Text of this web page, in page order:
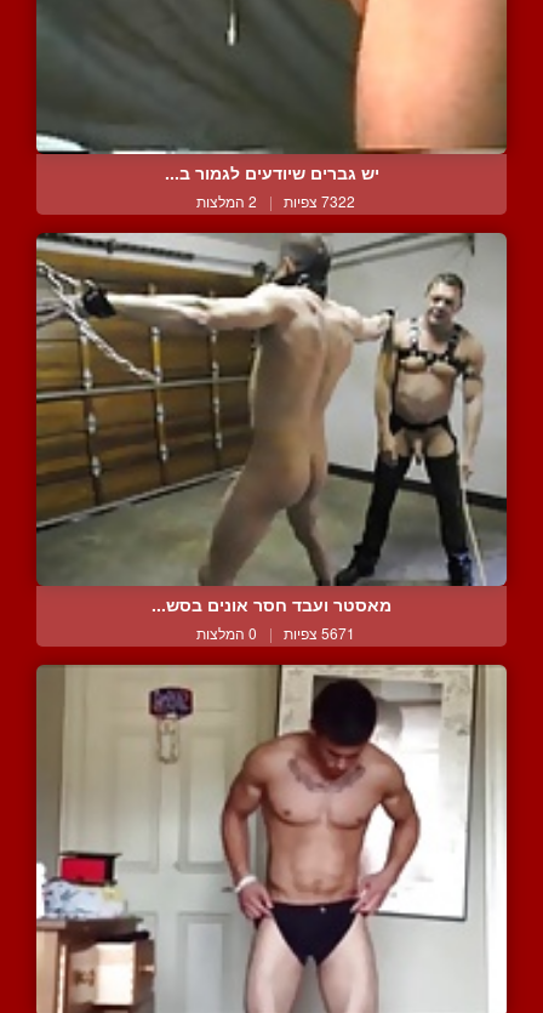
יש גברים שיודעים לגמור ב...
7322 צפיות | 2 המלצות
מאסטר ועבד חסר אונים בסש...
5671 צפיות | 0 המלצות